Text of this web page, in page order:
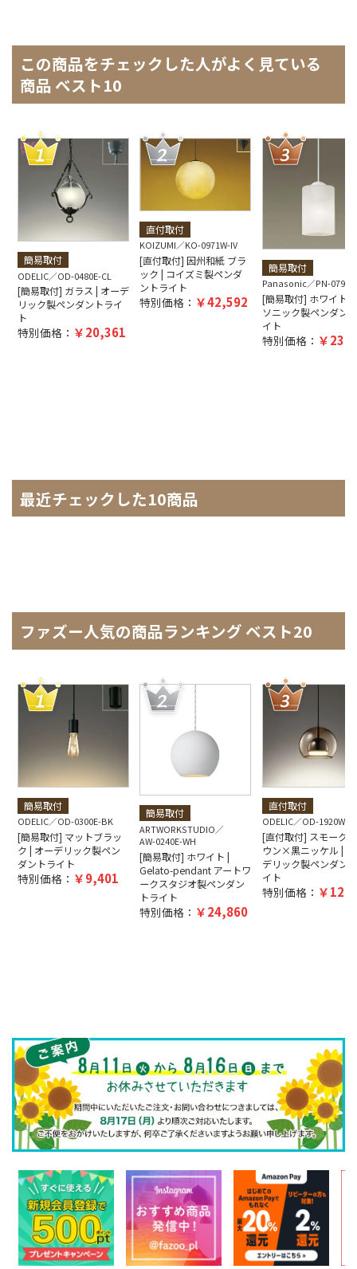
この商品をチェックした人がよく見ている
商品 ベスト10
簡易取付
ODELIC OD-0480E-CL
[簡易取付] ガラス | オーデ
リック製ペンダントライ
ト
特別価格： 20,361
直付取付
KOIZUMI KO-0971W-IV
[直付取付] 因州和紙 ブラ
ック | コイズミ製ペンダ
ントライト
特別価格： 42,592
簡易取付
Panasonic PN-
[簡易取付] ホワイト |
ソニック製ペンダン
イト
特別価格：
最近チェックした10商品
ファズー人気の商品ランキング ベスト20
簡易取付
ODELIC OD-0300E-BK
[簡易取付] マットブラッ
ク | オーデリック製ペン
ダントライト
特別価格： 9,401
簡易取付
ARTWORKSTUDIO
AW-0240E-WH
[簡易取付] ホワイト |
Gelato-pendant アートワ
ークスタジオ製ペンダン
トライト
特別価格： 24,860
直付取付
ODELIC OD-1920W-
[直付取付] スモーク
ウン×黒ニッケル |
デリック製ペンダン
イト
特別価格：